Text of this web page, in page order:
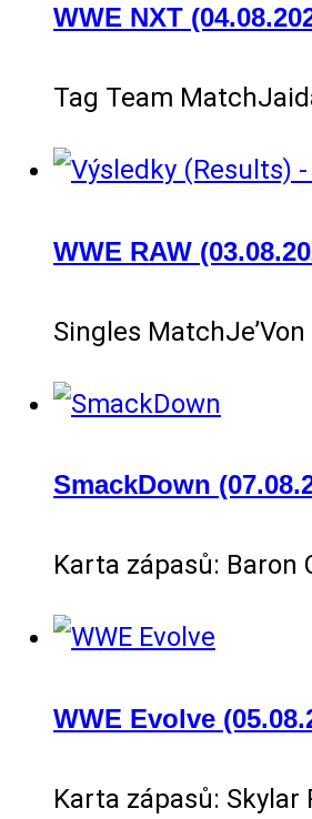
WWE NXT
Tag Team
WWE RAW
Singles
SmackDown
Karta zápasů: Baron
WWE Evolve
Karta zápasů: Skylar